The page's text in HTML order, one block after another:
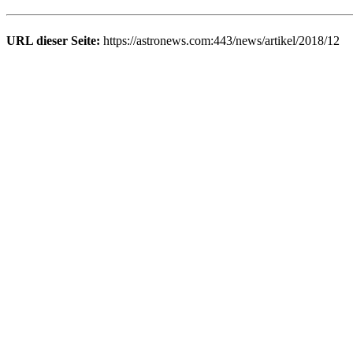
URL dieser Seite: https://astronews.com:443/news/artikel/2018/12